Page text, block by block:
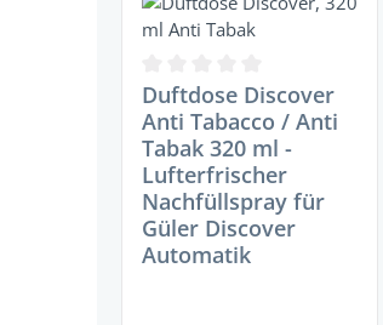
Durchschnittliche
Duftdose Discover
Anti Tabacco / Anti
Tabak 320 ml -
Lufterfrischer
Nachfüllspray für
Güler Discover
Automatik